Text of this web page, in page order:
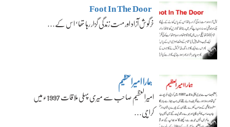
Foot In The Door
خرگوش آزاد اور مست زندگی گزار رہا تھا‘ اس کے…
ہمارا امیرالعظیم
امیرالعظیم صاحب سے میری پہلی ملاقات 1997ء میں
کراچی…